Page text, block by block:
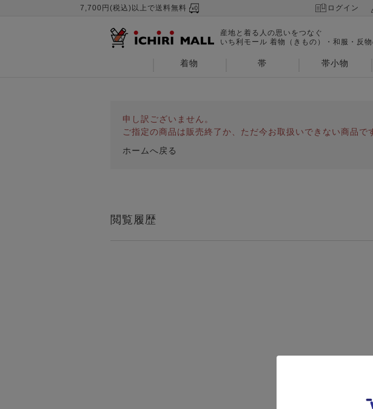
7,700円(税込)以上で送料無料 ログイン
産地と着る人の思いをつなぐ
いち利モール 着物（きもの）・和服・反物
着物 帯 帯小物
申し訳ございません。
ご指定の商品は販売終了か、ただ今お取扱いできない商品で
ホームへ戻る
閲覧履歴